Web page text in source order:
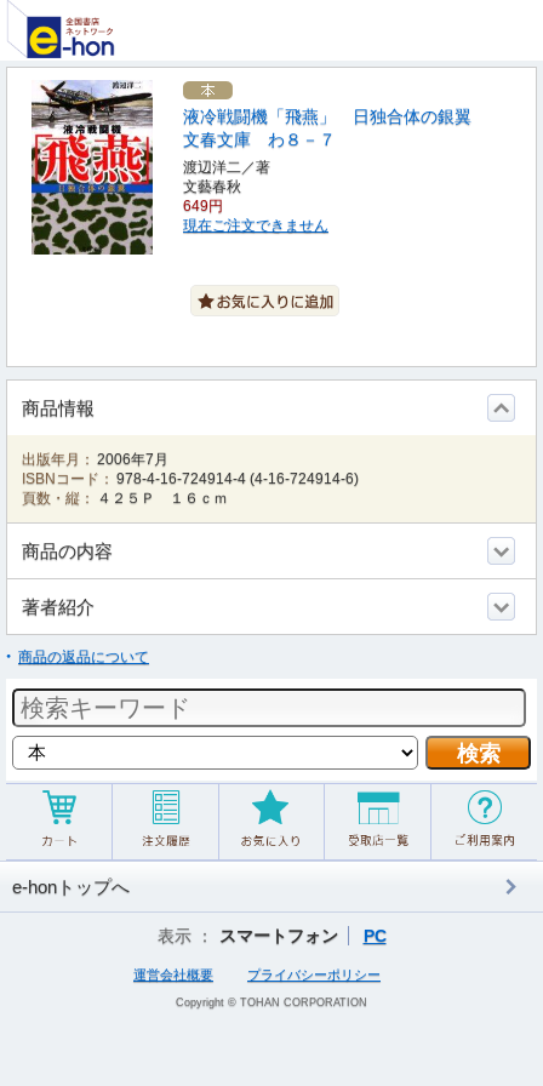
液冷戦闘機「飛燕」 日独合体の銀翼
文春文庫 わ８－７
渡辺洋二／著
文藝春秋
649円
現在ご注文できません
商品情報
出版年月： 2006年7月
ISBNコード： 978-4-16-724914-4 (4-16-724914-6)
頁数・縦：
４２５Ｐ １６ｃｍ
商品の内容
著者紹介
商品の返品について
e-honトップへ
表示 ： スマートフォン PC
運営会社概要 プライバシーポリシー
Copyright © TOHAN CORPORATION